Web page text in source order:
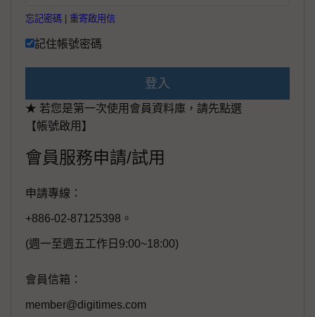
忘記密碼 重寄啟用信
記住帳號密碼
登入
★ 若您是第一次使用會員資料庫，請先點選
【帳號啟用】
會員服務申請/試用
申請專線：
+886-02-87125398。
(週一至週五工作日9:00~18:00)
會員信箱：
member@digitimes.com